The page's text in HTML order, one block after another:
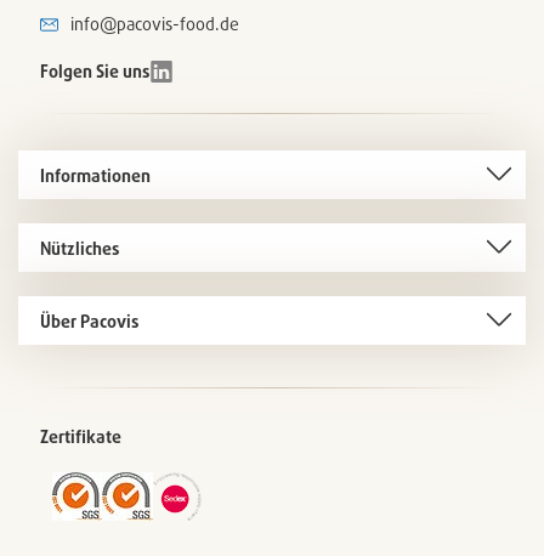
info@pacovis-food.de
Folgen Sie uns
Informationen
Nützliches
Über Pacovis
Zertifikate